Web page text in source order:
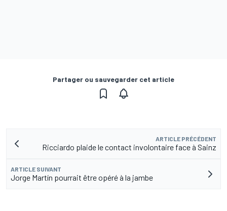
Partager ou sauvegarder cet article
ARTICLE PRÉCÉDENT
Ricciardo plaide le contact involontaire face à Sainz
ARTICLE SUIVANT
Jorge Martín pourrait être opéré à la jambe